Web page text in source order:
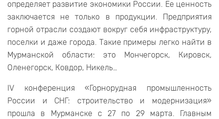
определяет развитие экономики России. Ее ценность
заключается не только в продукции. Предприятия
горной отрасли создают вокруг себя инфраструктуру,
поселки и даже города. Такие примеры легко найти в
Мурманской области: это Мончегорск, Кировск,
Оленегорск, Ковдор, Никель…
IV конференция «Горнорудная промышленность
России и СНГ: строительство и модернизация»
прошла в Мурманске c 27 по 29 марта. Главным